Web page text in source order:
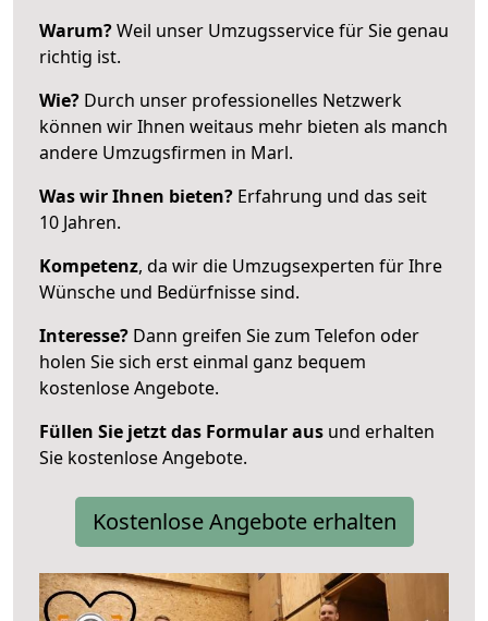
Warum?Weil unser Umzugsservice für Sie genau
richtig ist.
Wie? Durch unser professionelles Netzwerk
können wir Ihnen weitaus mehr bieten als manch
andere Umzugsfirmen in Marl.
Was wir Ihnen bieten? Erfahrung und das seit
10 Jahren.
Kompetenz, da wir die Umzugsexperten für Ihre
Wünsche und Bedürfnisse sind.
Interesse? Dann greifen Sie zum Telefon oder
holen Sie sich erst einmal ganz bequem
kostenlose Angebote.
Füllen Sie jetzt das Formular aus und erhalten
Sie kostenlose Angebote.
Kostenlose Angebote erhalten